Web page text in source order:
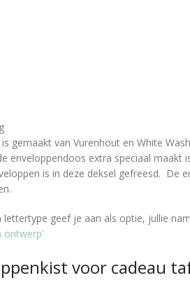
gemaakt van Vurenhout en White
enveloppendoos extra speciaal maakt
is in deze deksel gefreesd. De
lettertype geef je aan als optie, jullie
voor cadeau